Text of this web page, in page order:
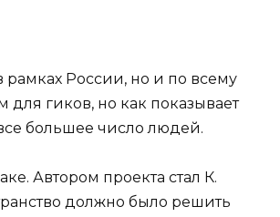
рамках России, но и по всему
гиков, но как показывает
большее число людей.
Автором проекта стал К.
должно было решить